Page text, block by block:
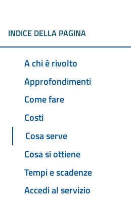
INDICE DELLA PAGINA
A chi è rivolto
Approfondimenti
Come fare
Costi
Cosa serve
Cosa si ottiene
Tempi e scadenze
Accedi al servizio